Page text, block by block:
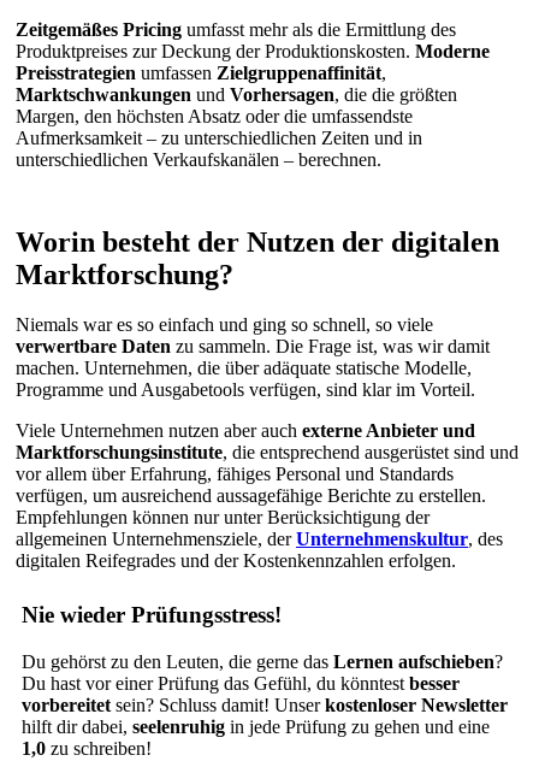
Zeitgemäßes Pricing umfasst mehr als die Ermittlung des
Produktpreises zur Deckung der Produktionskosten. Moderne
Preisstrategien umfassen Zielgruppenaffinität,
Marktschwankungen und Vorhersagen, die die größten
Margen, den höchsten Absatz oder die umfassendste
Aufmerksamkeit – zu unterschiedlichen Zeiten und in
unterschiedlichen Verkaufskanälen – berechnen.
Worin besteht der Nutzen der digitalen
Marktforschung?
Niemals war es so einfach und ging so schnell, so viele
verwertbare Daten zu sammeln. Die Frage ist, was wir damit
machen. Unternehmen, die über adäquate statische Modelle,
Programme und Ausgabetools verfügen, sind klar im Vorteil.
Viele Unternehmen nutzen aber auch externe Anbieter und
Marktforschungsinstitute, die entsprechend ausgerüstet sind und
vor allem über Erfahrung, fähiges Personal und Standards
verfügen, um ausreichend aussagefähige Berichte zu erstellen.
Empfehlungen können nur unter Berücksichtigung der
allgemeinen Unternehmensziele, derUnternehmenskultur, des
digitalen Reifegrades und der Kostenkennzahlen erfolgen.
Nie wieder Prüfungsstress!
Du gehörst zu den Leuten, die gerne das Lernen aufschieben?
Du hast vor einer Prüfung das Gefühl, du könntest besser
vorbereitet sein? Schluss damit! Unserkostenloser Newsletter
hilft dir dabei, seelenruhig in jede Prüfung zu gehen und eine
1,0 zu schreiben!